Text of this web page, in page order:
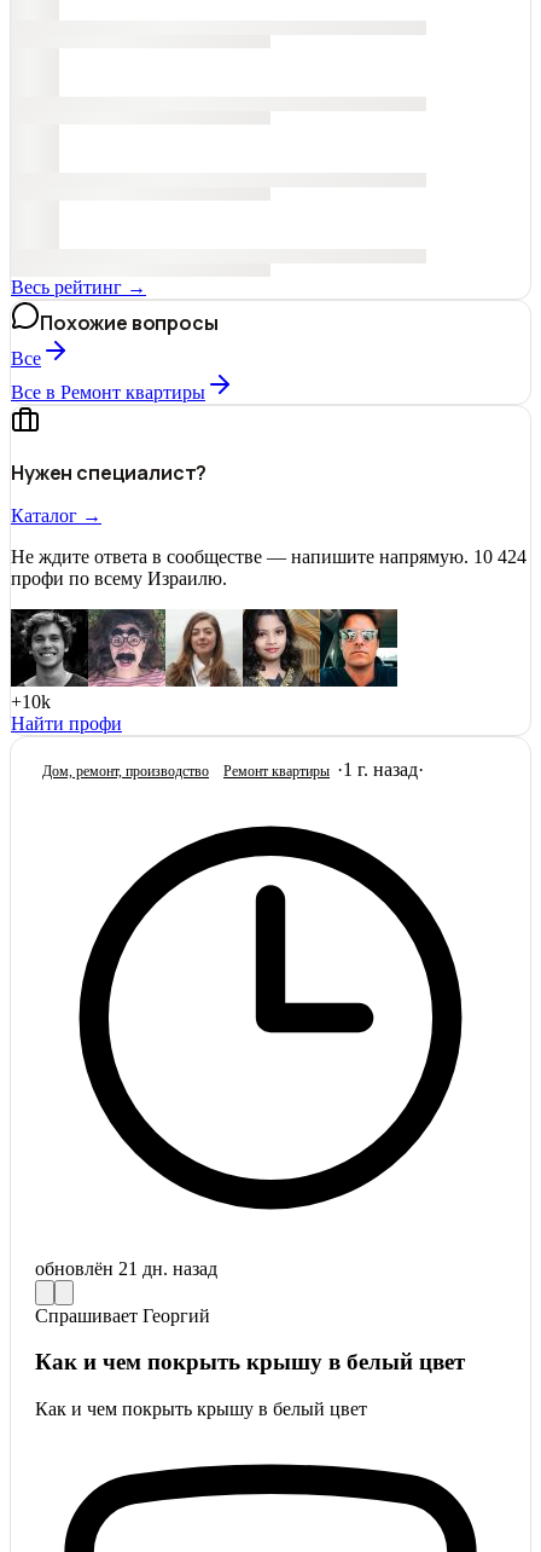
Весь рейтинг →
Похожие вопросы
Все
Все в Ремонт квартиры
Нужен специалист?
Каталог →
Не ждите ответа в сообществе — напишите напрямую. 10 424
профи по всему Израилю.
+10k
Найти профи
Дом, ремонт, производство Ремонт квартиры ·1 г. назад·
обновлён 21 дн. назад
Спрашивает Георгий
Как и чем покрыть крышу в белый цвет
Как и чем покрыть крышу в белый цвет